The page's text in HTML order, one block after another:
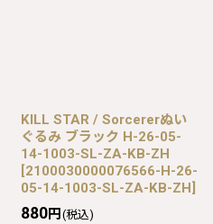
KILL STAR / Sorcererぬい
ぐるみ ブラック H-26-05-
14-1003-SL-ZA-KB-ZH
[2100030000076566-H-26-
05-14-1003-SL-ZA-KB-ZH]
880円 (税込)